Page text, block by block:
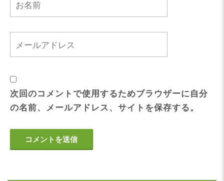
次回のコメントで使用するためブラウザーに自分
の名前、メールアドレス、サイトを保存する。